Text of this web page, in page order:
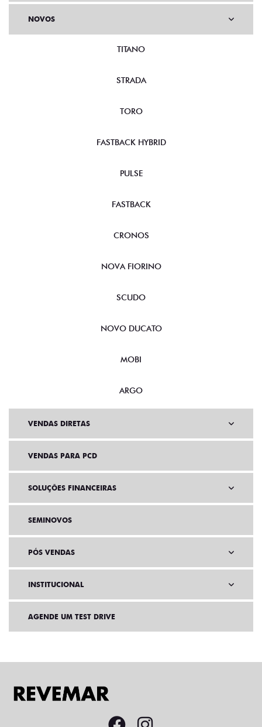
NOVOS
TITANO
STRADA
TORO
FASTBACK HYBRID
PULSE
FASTBACK
CRONOS
NOVA FIORINO
SCUDO
NOVO DUCATO
MOBI
ARGO
VENDAS DIRETAS
VENDAS PARA PCD
SOLUÇÕES FINANCEIRAS
SEMINOVOS
PÓS VENDAS
INSTITUCIONAL
AGENDE UM TEST DRIVE